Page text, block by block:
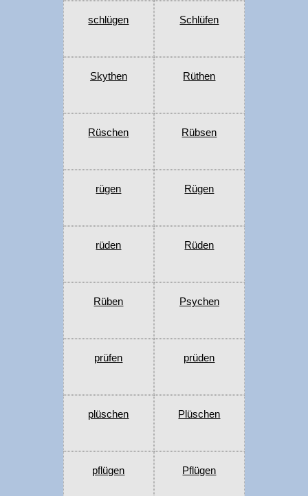
schlügen Schlüfen
Skythen Rüthen
Rüschen Rübsen
rügen Rügen
rüden Rüden
Rüben Psychen
prüfen prüden
plüschen Plüschen
pflügen Pflügen